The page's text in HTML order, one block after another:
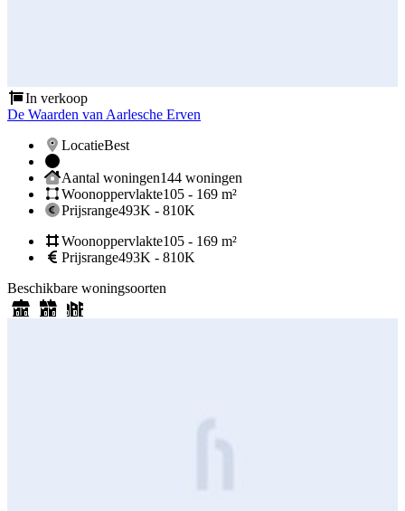
In verkoop
De Waarden van Aarlesche Erven
LocatieBest
Aantal woningen144 woningen
Woonoppervlakte105 - 169 m²
Prijsrange493K - 810K
Woonoppervlakte105 - 169 m²
Prijsrange493K - 810K
Beschikbare woningsoorten